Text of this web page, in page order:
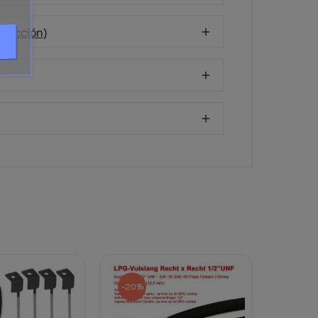
instalado por un experto. Nuestra empresa
en caso de accidente.
si este se coloca dentro del coche. No es
-20%